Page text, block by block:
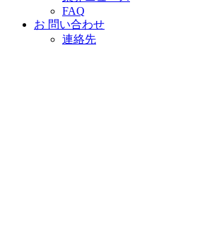
FAQ
お 問い合わせ
連絡先